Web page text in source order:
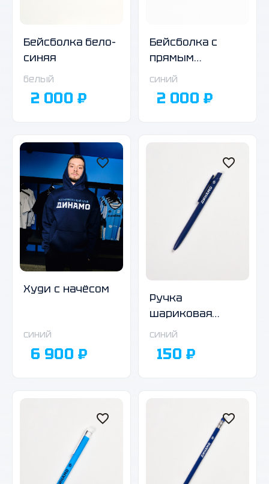
Бейсболка бело-
синяя
белый
2 000 ₽
Бейсболка с
прямым
козырьком
синий
2 000 ₽
Худи с начёсом
синий
6 900 ₽
Ручка
шариковая
автоматическая,
корпус
синий
150 ₽